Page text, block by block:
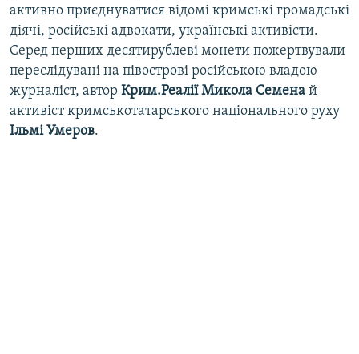
активно приєднуватися відомі кримські громадські
діячі, російські адвокати, українські активісти.
Серед перших десятирублеві монети пожертвували
переслідувані на півострові російською владою
журналіст, автор Крим.Реалії Микола Семена й
активіст кримськотатарського національного руху
Ільмі Умеров.